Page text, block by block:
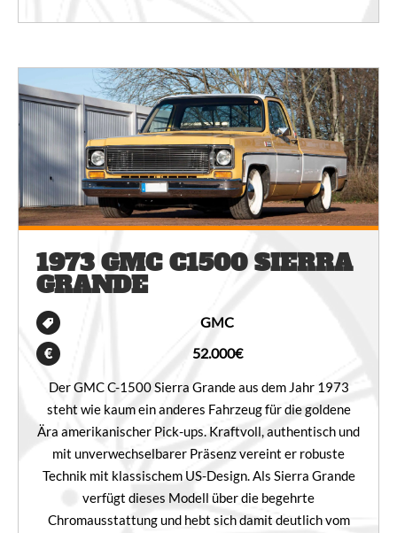
1973 GMC C1500 SIERRA
GRANDE
GMC
52.000€
Der GMC C-1500 Sierra Grande aus dem Jahr 1973
steht wie kaum ein anderes Fahrzeug für die goldene
Ära amerikanischer Pick-ups. Kraftvoll, authentisch und
mit unverwechselbarer Präsenz vereint er robuste
Technik mit klassischem US-Design. Als Sierra Grande
verfügt dieses Modell über die begehrte
Chromausstattung und hebt sich damit deutlich vom